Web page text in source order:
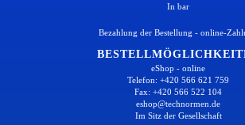
In bar
Bezahlung der Bestellung - online-
eShop - online
Telefon: +420 566 621 759
Fax: +420 566 522 104
eshop@technormen.de
Im Sitz der Gesellschaft